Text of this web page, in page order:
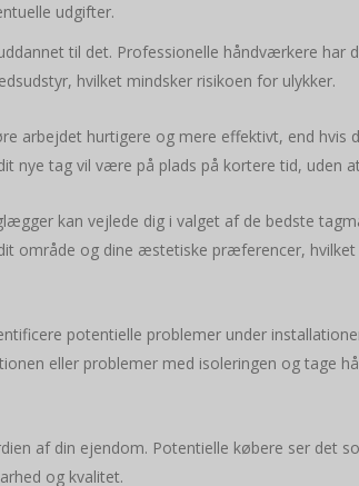
udgifter.
til det. Professionelle håndværkere har
hvilket mindsker risikoen for ulykker.
arbejdet hurtigere og mere effektivt, end hvis
tag vil være på plads på kortere tid, uden
kan vejlede dig i valget af de bedste
område og dine æstetiske præferencer,
potentielle problemer under
eller problemer med isoleringen og tage
af din ejendom. Potentielle købere ser det
og kvalitet.